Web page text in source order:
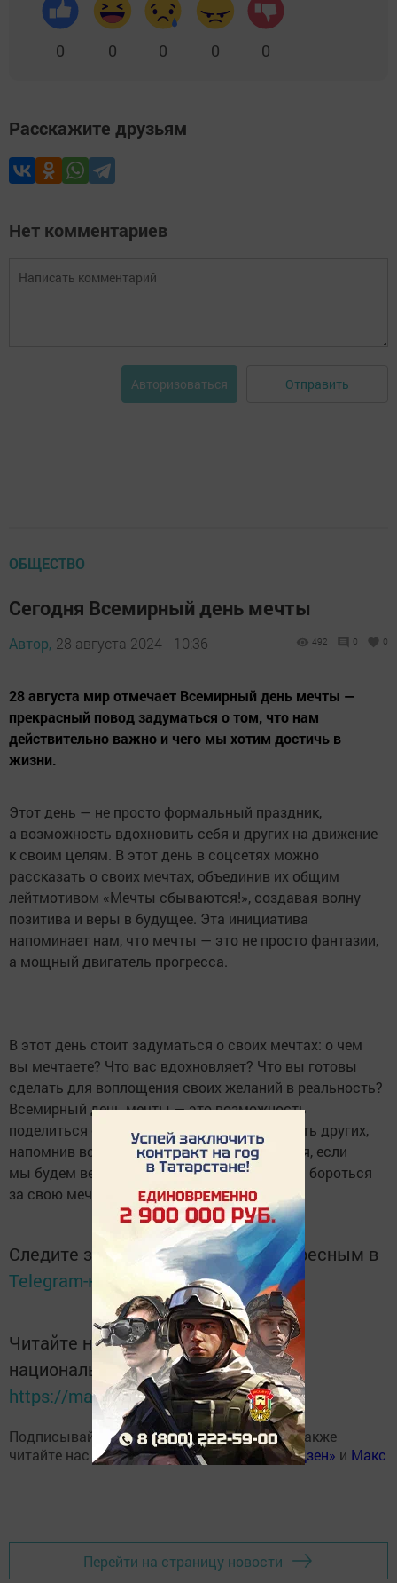
0 0 0 0 0
Расскажите друзьям
Нет комментариев
Авторизоваться Отправить
ОБЩЕСТВО
Сегодня Всемирный день мечты
Автор, 28 августа 2024 - 10:36 492 0 0
28 августа мир отмечает Всемирный день мечты —
прекрасный повод задуматься о том, что нам
действительно важно и чего мы хотим достичь в
жизни.
Этот день — не просто формальный праздник,
а возможность вдохновить себя и других на движение
к своим целям. В этот день в соцсетях можно
рассказать о своих мечтах, объединив их общим
лейтмотивом «Мечты сбываются!», создавая волну
позитива и веры в будущее. Эта инициатива
напоминает нам, что мечты — это не просто фантазии,
а мощный двигатель прогресса.
В этот день стоит задуматься о своих мечтах: о чем
вы мечтаете? Что вас вдохновляет? Что вы готовы
сделать для воплощения своих желаний в реальность?
Всемирный день мечты — это возможность
поделиться своими надеждами и вдохновить других,
напомнив всем, что мечты могут сбываться, если
мы будем верить в себя и не будем бояться бороться
за свою мечту.
Следите за самым важным и интересным в
Telegram-каналеТатмедиа
Читайте новости Татарстана в
национальном мессенджере MАХ:
https://max.ru/tatmedia
Подписывайтесь на нашTelegram-канал, а также
читайте нас Вконтакте,Одноклассниках,«Дзен» и Макс
Перейти на страницу новости